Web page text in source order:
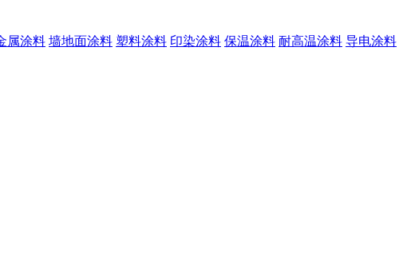
属涂料 墙地面涂料 塑料涂料 印染涂料 保温涂料 耐高温涂料 导电涂料